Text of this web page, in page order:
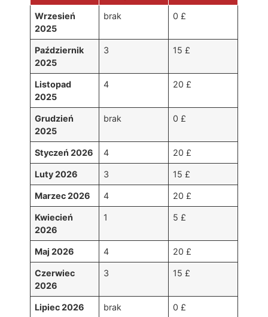
Wrzesień
2025
brak 0 £
Październik
2025
3 15 £
Listopad
2025
4 20 £
Grudzień
2025
brak 0 £
Styczeń 2026 4 20 £
Luty 2026 3 15 £
Marzec 2026 4 20 £
Kwiecień
2026
1 5 £
Maj 2026 4 20 £
Czerwiec
2026
3 15 £
Lipiec 2026 brak 0 £